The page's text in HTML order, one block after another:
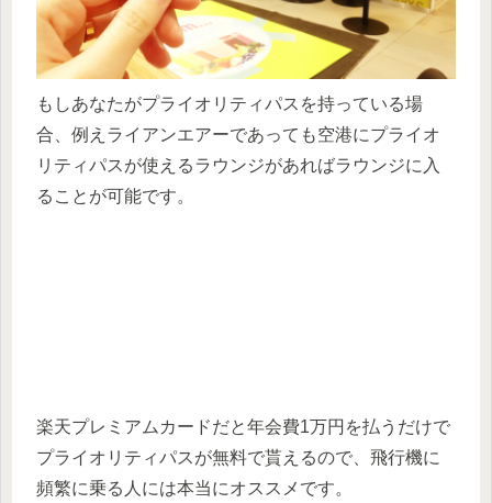
もしあなたがプライオリティパスを持っている場
合、例えライアンエアーであっても空港にプライオ
リティパスが使えるラウンジがあればラウンジに入
ることが可能です。
楽天プレミアムカードだと年会費1万円を払うだけで
プライオリティパスが無料で貰えるので、飛行機に
頻繁に乗る人には本当にオススメです。